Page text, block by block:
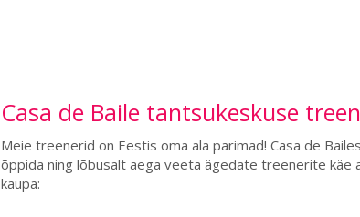
Casa de Baile tantsukeskuse
Meie treenerid on Eestis oma ala parimad! Casa de
õppida ning lõbusalt aega veeta ägedate treenerite
kaupa: